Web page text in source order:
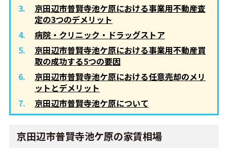
京田辺市普賢寺池ケ原における事業用不動産査
定の3つのデメリット
病院・クリニック・ドラッグストア
京田辺市普賢寺池ケ原における事業用不動産買
取の成功する5つの要因
京田辺市普賢寺池ケ原における任意売却のメリ
ットとデメリット
京田辺市普賢寺池ケ原について
京田辺市普賢寺池ケ原の家賃相場